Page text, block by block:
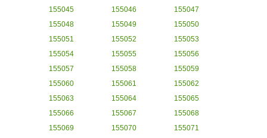
155045
155046
155047
155048
155049
155050
155051
155052
155053
155054
155055
155056
155057
155058
155059
155060
155061
155062
155063
155064
155065
155066
155067
155068
155069
155070
155071